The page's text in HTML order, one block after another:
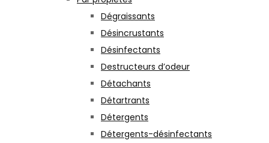
Dégraissants
Désincrustants
Désinfectants
Destructeurs d’odeur
Détachants
Détartrants
Détergents
Détergents-désinfectants